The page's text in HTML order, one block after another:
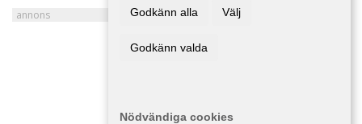
Godkänn alla Välj
Godkänn valda
Nödvändiga cookies